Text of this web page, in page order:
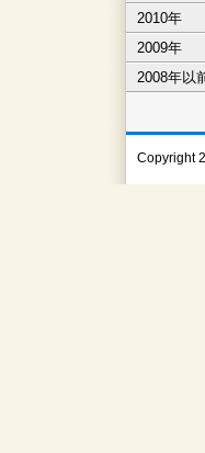
2010年
2009年
2008年以
Copyright